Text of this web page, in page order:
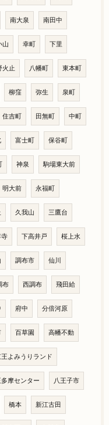
南大泉 南田中
山 幸町 下里
火止 八幡町 東本町
柳窪 弥生 泉町
住吉町 田無町 中町
富士町 保谷町
神泉 駒場東大前
明大前 永福町
久我山 三鷹台
寺 下高井戸 桜上水
調布市 仙川
布 西調布 飛田給
府中 分倍河原
百草園 高幡不動
王よみうりランド
多摩センター 八王子市
橋本 新江古田